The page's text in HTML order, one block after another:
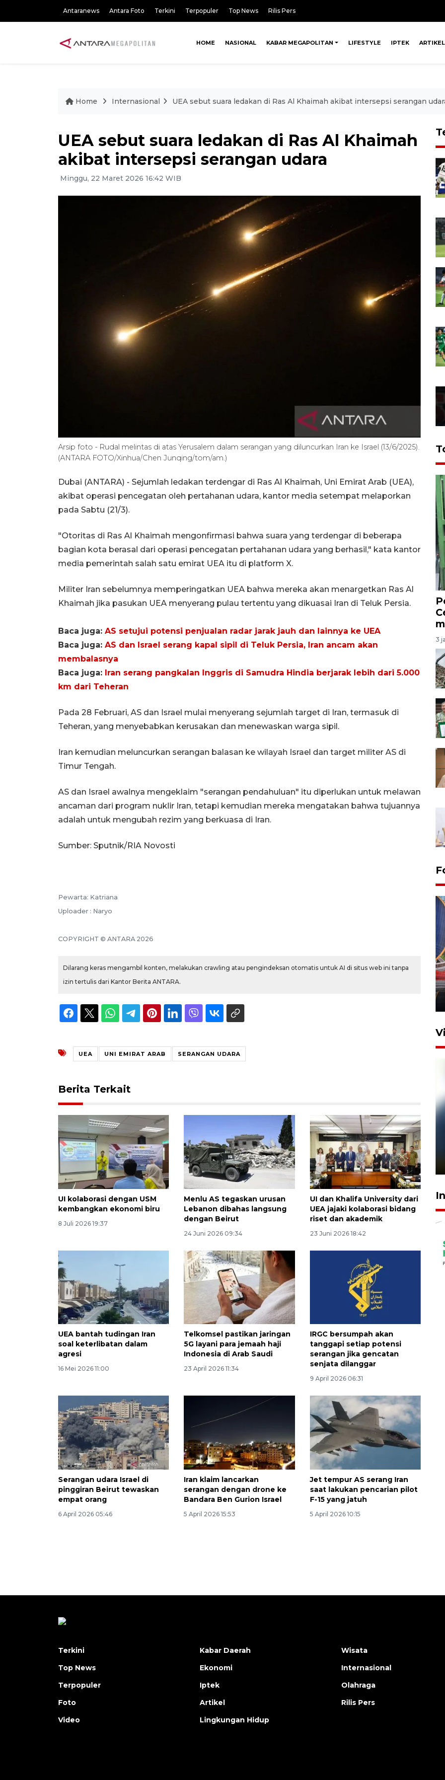
Antaranews Antara Foto Terkini Terpopuler Top News Rilis Pers
HOME NASIONAL KABAR MEGAPOLITAN LIFESTYLE IPTEK ARTIKEL
Home Internasional UEA sebut suara ledakan di Ras Al Khaimah akibat intersepsi serangan
UEA sebut suara ledakan di Ras Al Khaimah
akibat intersepsi serangan udara
Minggu, 22 Maret 2026 16:42 WIB
Arsip foto - Rudal melintas di atas Yerusalem dalam serangan yang diluncurkan Iran ke Israel (13/6/2025).
(ANTARA FOTO/Xinhua/Chen Junqing/tom/am.)
Dubai (ANTARA) - Sejumlah ledakan terdengar di Ras Al Khaimah, Uni Emirat Arab (UEA),
akibat operasi pencegatan oleh pertahanan udara, kantor media setempat melaporkan
pada Sabtu (21/3).
"Otoritas di Ras Al Khaimah mengonfirmasi bahwa suara yang terdengar di beberapa
bagian kota berasal dari operasi pencegatan pertahanan udara yang berhasil," kata kantor
media pemerintah salah satu emirat UEA itu di platform X.
Militer Iran sebelumnya memperingatkan UEA bahwa mereka akan menargetkan Ras Al
Khaimah jika pasukan UEA menyerang pulau tertentu yang dikuasai Iran di Teluk Persia.
Baca juga: AS setujui potensi penjualan radar jarak jauh dan lainnya ke UEA
Baca juga: AS dan Israel serang kapal sipil di Teluk Persia, Iran ancam akan
membalasnya
Baca juga: Iran serang pangkalan Inggris di Samudra Hindia berjarak lebih dari 5.000
km dari Teheran
Pada 28 Februari, AS dan Israel mulai menyerang sejumlah target di Iran, termasuk di
Teheran, yang menyebabkan kerusakan dan menewaskan warga sipil.
Iran kemudian meluncurkan serangan balasan ke wilayah Israel dan target militer AS di
Timur Tengah.
AS dan Israel awalnya mengeklaim "serangan pendahuluan" itu diperlukan untuk melawan
ancaman dari program nuklir Iran, tetapi kemudian mereka mengatakan bahwa tujuannya
adalah untuk mengubah rezim yang berkuasa di Iran.
Sumber: Sputnik/RIA Novosti
Pewarta: Katriana
Uploader : Naryo
COPYRIGHT © ANTARA 2026
Dilarang keras mengambil konten, melakukan crawling atau pengindeksan otomatis untuk AI di situs web ini tanpa
izin tertulis dari Kantor Berita ANTARA.
UEA UNI EMIRAT ARAB SERANGAN UDARA
Berita Terkait
UI kolaborasi dengan USM
kembangkan ekonomi biru
8 Juli 2026 19:37
Menlu AS tegaskan urusan
Lebanon dibahas langsung
dengan Beirut
24 Juni 2026 09:34
UI dan Khalifa University dari
UEA jajaki kolaborasi bidang
riset dan akademik
23 Juni 2026 18:42
UEA bantah tudingan Iran
soal keterlibatan dalam
agresi
16 Mei 2026 11:00
Telkomsel pastikan jaringan
5G layani para jemaah haji
Indonesia di Arab Saudi
23 April 2026 11:34
IRGC bersumpah akan
tanggapi setiap potensi
serangan jika gencatan
senjata dilanggar
9 April 2026 06:31
Serangan udara Israel di
pinggiran Beirut tewaskan
empat orang
6 April 2026 05:46
Iran klaim lancarkan
serangan dengan drone ke
Bandara Ben Gurion Israel
5 April 2026 15:53
Jet tempur AS serang Iran
saat lakukan pencarian pilot
F-15 yang jatuh
5 April 2026 10:15
3
Komisi V DPR tinjau
Pelanggan Filaha Farm setia
sampai 8 tahan?
1 Juni 2026 05:47
Awas penipuan berbasis AI
Terkini
Top News
Terpopuler
Foto
Video
Kabar Daerah
Ekonomi
Iptek
Artikel
Lingkungan Hidup
Wisata
Internasional
Olahraga
Rilis Pers